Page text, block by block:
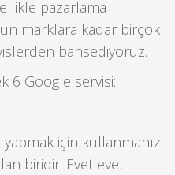
pazarlama
marklara kadar birçok
bahsediyoruz.
6 Google servisi:
için kullanmanız
biridir. Evet evet